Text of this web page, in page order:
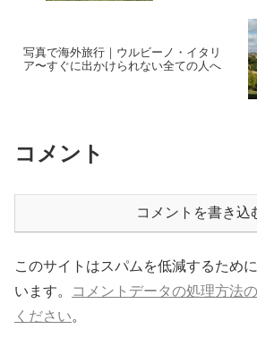
写真で海外旅行｜ウルビーノ・イタリ
ア〜すぐに出かけられない全ての人へ
コメント
コメントを書き込
このサイトはスパムを低減するため
います。
コメントデータの処理方法
ください。